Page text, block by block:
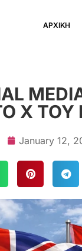
ΑΡΧΙΚΗ
X ΤΟΥ
January 12,